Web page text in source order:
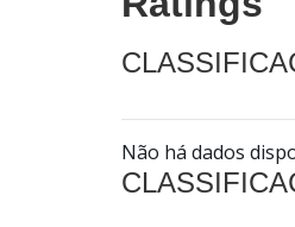
Não há dados